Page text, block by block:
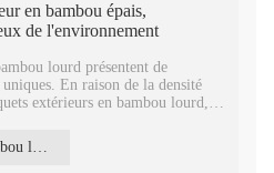
en bambou épais,
de l'environnement
lourd présentent de
En raison de la densité
extérieurs en bambou lourd,
et des parquets en bois. De plus,
d'eau des parquets extérieurs en
parquet extérieur en bambou lourd